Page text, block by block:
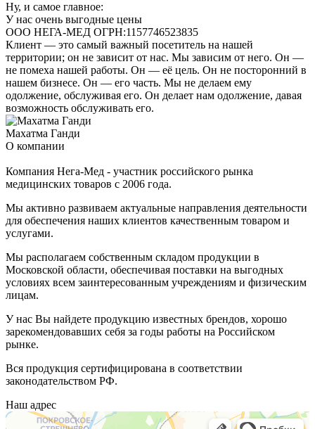
Ну, и самое главное:
У нас очень выгодные цены
ООО НЕГА-МЕД ОГРН:1157746523835
Клиент — это самый важный посетитель на нашей
территории; он не зависит от нас. Мы зависим от него. Он —
не помеха нашей работы. Он — её цель. Он не посторонний в
нашем бизнесе. Он — его часть. Мы не делаем ему
одолжение, обслуживая его. Он делает нам одолжение, давая
возможность обслуживать его.
Махатма Ганди
О компании
Компания Нега-Мед - участник российского рынка
медицинских товаров с 2006 года.
Мы активно развиваем актуальные направления деятельности
для обеспечения наших клиентов качественным товаром и
услугами.
Мы располагаем собственным складом продукции в
Московской области, обеспечивая поставки на выгодных
условиях всем заинтересованным учреждениям и физическим
лицам.
У нас Вы найдете продукцию известных брендов, хорошо
зарекомендовавших себя за годы работы на Российском
рынке.
Вся продукция сертифицирована в соответствии
законодательством РФ.
Наш адрес